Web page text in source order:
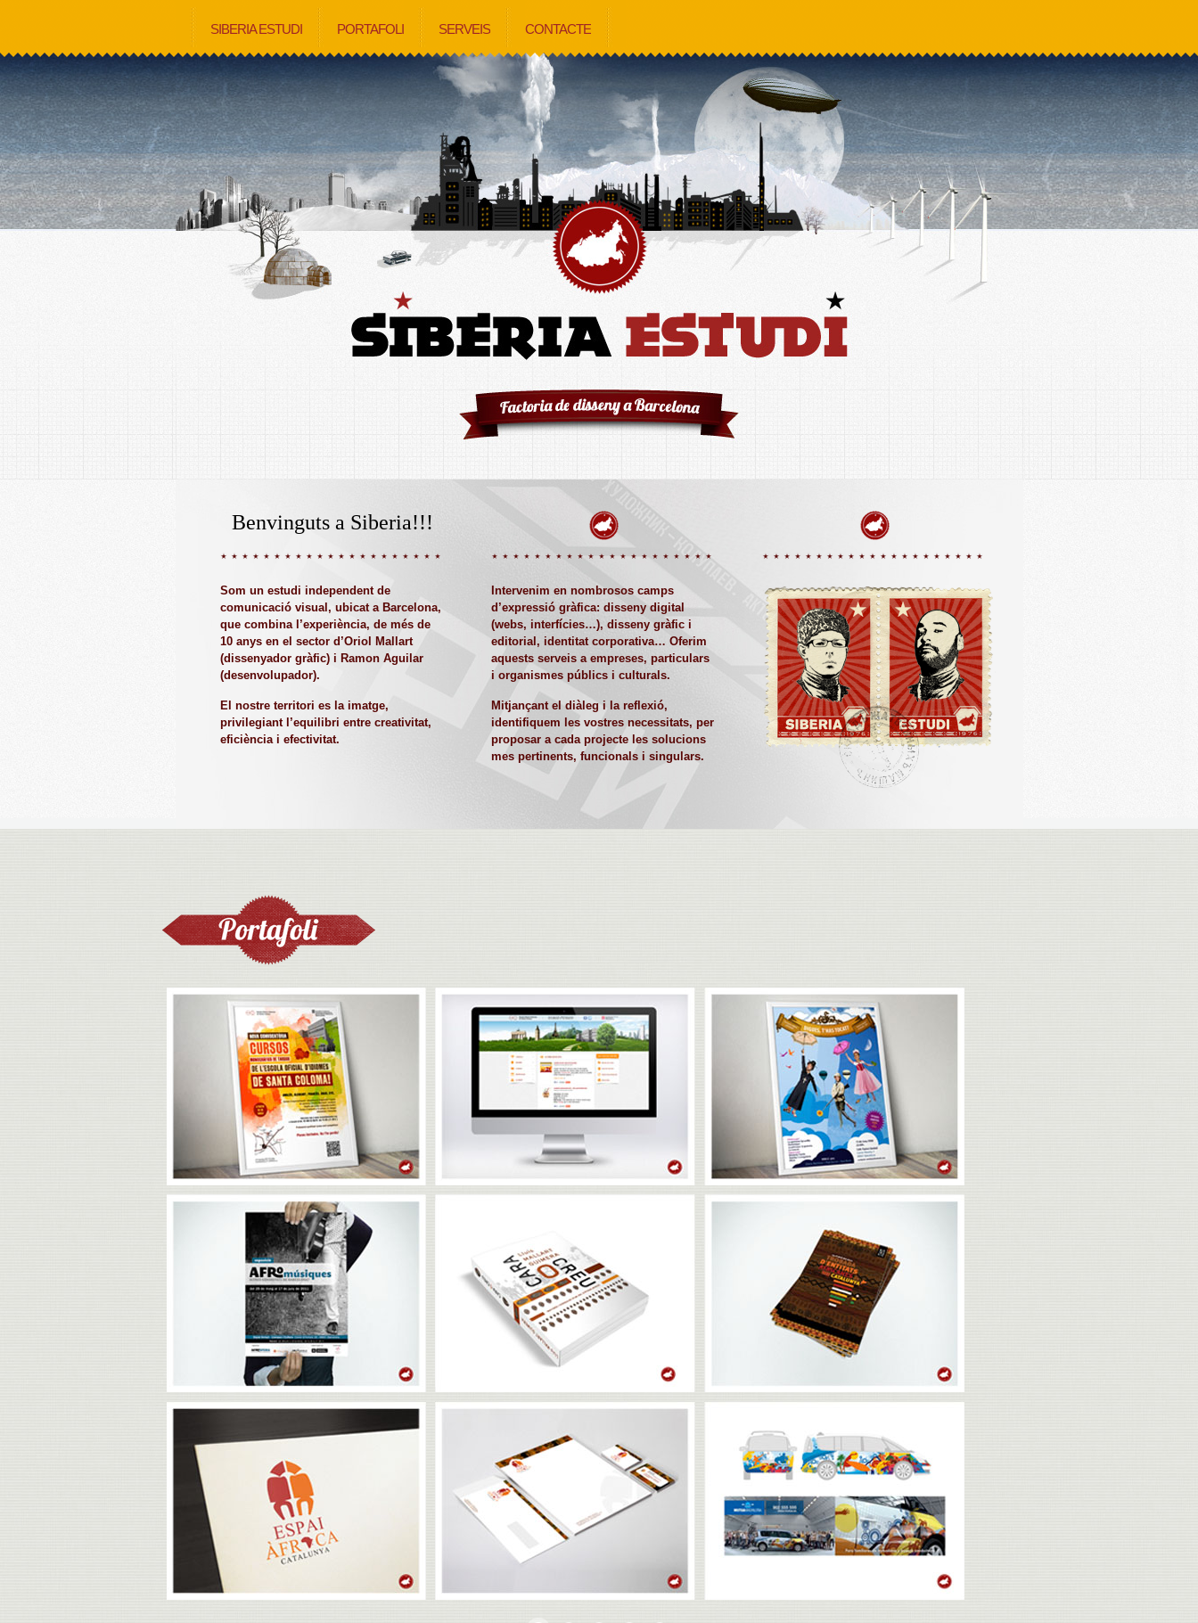
SIBERIA ESTUDI PORTAFOLI SERVEIS CONTACTE
Benvinguts a Siberia!!!
Som un estudi independent de
comunicació visual, ubicat a Barcelona,
que combina l’experiència, de més de
10 anys en el sector d’Oriol Mallart
(dissenyador gràfic) i Ramon Aguilar
(desenvolupador).
El nostre territori es la imatge,
privilegiant l’equilibri entre creativitat,
eficiència i efectivitat.
Intervenim en nombrosos camps
d’expressió gràfica: disseny digital
(webs, interfícies…), disseny gràfic i
editorial, identitat corporativa… Oferim
aquests serveis a empreses, particulars
i organismes públics i culturals.
Mitjançant el diàleg i la reflexió,
identifiquem les vostres necessitats, per
proposar a cada projecte les solucions
mes pertinents, funcionals i singulars.